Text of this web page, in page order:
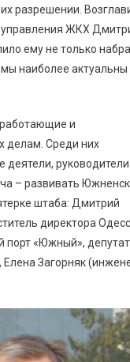
разрешении.
ЖКХ
ему не только
наиболее актуальны
и
делам. Среди них
руководители
– развивать
штаба: Дмитрий
директора
порт «Южный», депутат
Загорняк